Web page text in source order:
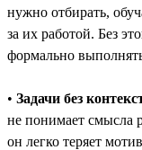
нужно отбирать,
за их работой. Без
формально
• Задачи без
не понимает смысла
он легко теряет